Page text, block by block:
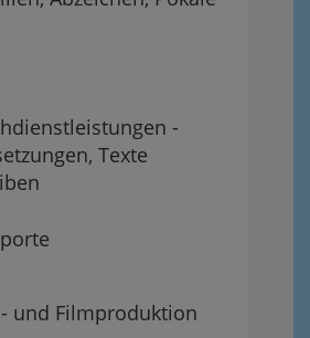
-
Texte
und Filmproduktion